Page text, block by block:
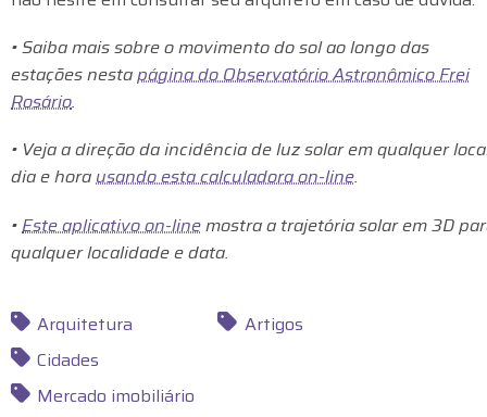
• Saiba mais sobre o movimento do sol ao longo das
estações nestapágina do Observatório Astronômico Frei
Rosário.
• Veja a direção da incidência de luz solar em qualquer
dia e horausando esta calculadora on-line.
•Este aplicativo on-linemostra a trajetória solar em 3D
qualquer localidade e data.
Arquitetura
Cidades
Mercado imobiliário
Artigos